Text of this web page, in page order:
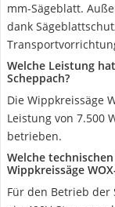
mm-Sägeblatt.
dank
Welche Leistung
Scheppach?
Die Wippkreissäge
Leistung von 7.500
betrieben.
Welche
Wippkreissäge
Für den Betrieb der